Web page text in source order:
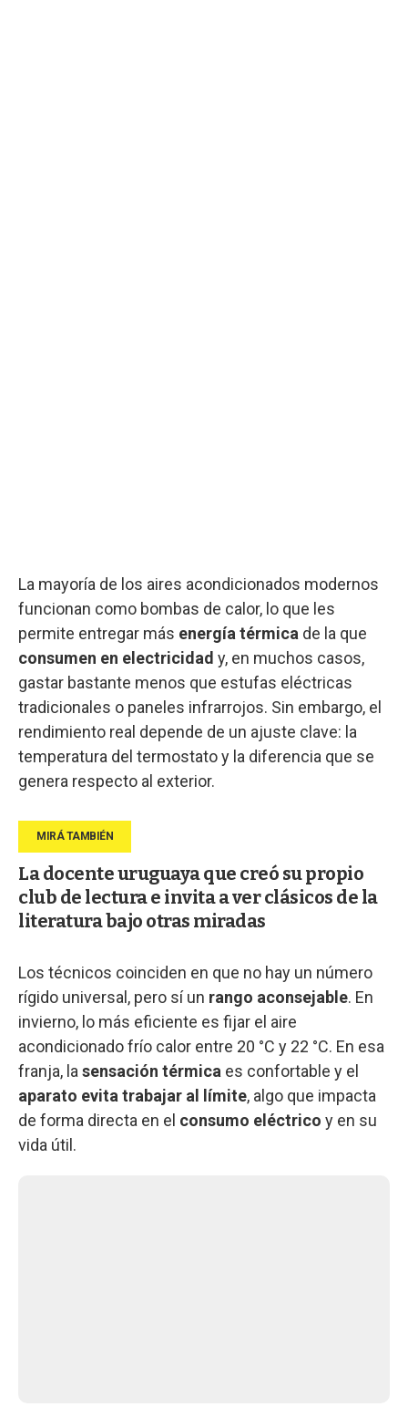
La mayoría de los aires acondicionados modernos
funcionan como bombas de calor, lo que les
permite entregar más energía térmica de la que
consumen en electricidad y, en muchos casos,
gastar bastante menos que estufas eléctricas
tradicionales o paneles infrarrojos. Sin embargo, el
rendimiento real depende de un ajuste clave: la
temperatura del termostato y la diferencia que se
genera respecto al exterior.
La docente uruguaya que creó su propio
club de lectura e invita a ver clásicos de la
literatura bajo otras miradas
Los técnicos coinciden en que no hay un número
rígido universal, pero sí un rango aconsejable. En
invierno, lo más eficiente es fijar el aire
acondicionado frío calor entre 20 °C y 22 °C. En esa
franja, la sensación térmica es confortable y el
aparato evita trabajar al límite, algo que impacta
de forma directa en el consumo eléctrico y en su
vida útil.